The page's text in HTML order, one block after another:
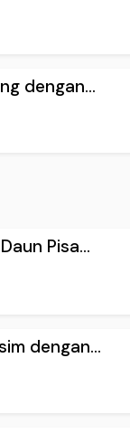
dengan...
Pisa...
dengan...